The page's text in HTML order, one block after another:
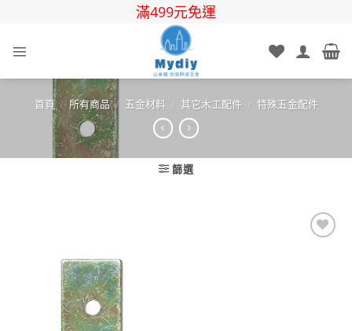
滿499元免運
首頁 / 所有商品 / 五金材料 / 其它木工配件 / 特殊五金配件
篩選